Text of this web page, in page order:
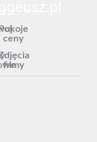
ceny
filmy